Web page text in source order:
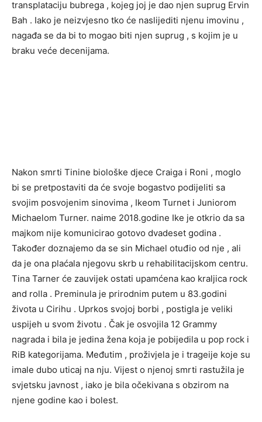
transplataciju bubrega , kojeg joj je dao njen suprug Ervin
Bah . Iako je neizvjesno tko će naslijediti njenu imovinu ,
nagađa se da bi to mogao biti njen suprug , s kojim je u
braku veće decenijama.
Nakon smrti Tinine biološke djece Craiga i Roni , moglo
bi se pretpostaviti da će svoje bogastvo podijeliti sa
svojim posvojenim sinovima , Ikeom Turnet i Juniorom
Michaelom Turner. naime 2018.godine Ike je otkrio da sa
majkom nije komunicirao gotovo dvadeset godina .
Također doznajemo da se sin Michael otuđio od nje , ali
da je ona plaćala njegovu skrb u rehabilitacijskom centru.
Tina Tarner će zauvijek ostati upamćena kao kraljica rock
and rolla . Preminula je prirodnim putem u 83.godini
života u Cirihu . Uprkos svojoj borbi , postigla je veliki
uspijeh u svom životu . Čak je osvojila 12 Grammy
nagrada i bila je jedina žena koja je pobijedila u pop rock i
RiB kategorijama. Međutim , proživjela je i trageije koje su
imale dubo uticaj na nju. Vijest o njenoj smrti rastužila je
svjetsku javnost , iako je bila očekivana s obzirom na
njene godine kao i bolest.